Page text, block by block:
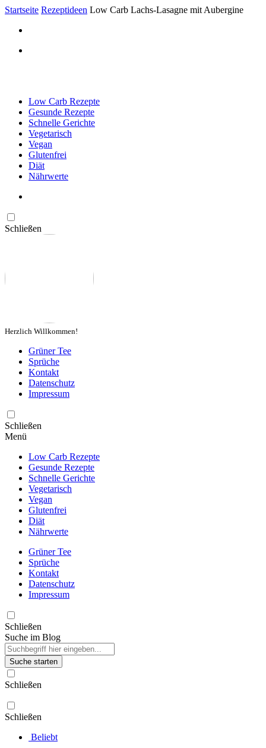
Startseite Rezeptideen Low Carb Lachs-Lasagne mit Aubergine
Low Carb Rezepte
Gesunde Rezepte
Schnelle Gerichte
Vegetarisch
Vegan
Glutenfrei
Diät
Nährwerte
Schließen
Herzlich Willkommen!
Grüner Tee
Sprüche
Kontakt
Datenschutz
Impressum
Schließen
Menü
Low Carb Rezepte
Gesunde Rezepte
Schnelle Gerichte
Vegetarisch
Vegan
Glutenfrei
Diät
Nährwerte
Grüner Tee
Sprüche
Kontakt
Datenschutz
Impressum
Schließen
Suche im Blog
Suche starten
Schließen
Schließen
Beliebt